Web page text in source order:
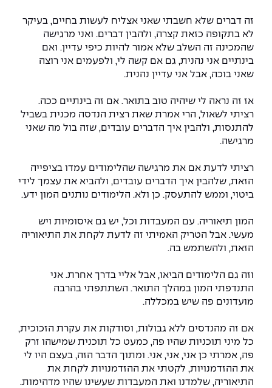
זה דברים שלא חשבתי שאני אצליח לעשות בחיים, בעיקר
לא בתקופה כזאת קצרה, ולהבין דברים. ואני מרגישה
שהמכינה זה השלב שלא אמור להיות כיפי עדיין. ואם
בינתיים אני נהנית, גם אם קשה לי, ולפעמים אני רוצה
שאני בוכה, אבל אני עדיין נהנית.
אז זה נראה לי שיהיה טוב בתואר. אם זה בינתיים ככה.
רציתי לשאול, הרי אמרת שאת רצית הנדסה מכנית בשביל
להתנסות, ולהבין איך הדברים עובדים, שזה בול מה שאני
מרגישה.
רציתי לדעת אם את מרגישה שהלימודים עמדו בציפייה
הזאת, שלהבין איך הדברים עובדים, ולהביא את עצמך לידי
ביטוי, וממש להתעסק. כן ולא. הלימודים נותנים המון ידע.
המון תיאוריה. עם המעבדות וכל, יש גם איסומיות ויש
מעשי. אבל הטריק האמיתי זה לדעת לקחת את התיאוריה
הזאת, ולהשתמש בה.
וזה גם הלימודים הביאו, אבל אליי בדרך אחרת. אני
התנדפתי המון במהלך התואר. השתתפתי בהרבה
מועדונים פה שיש במכללה.
אם זה מהנדסים ללא גבולות, וסודקות את עקרת הזכוכית,
כל מיני תוכניות שהיו פה, כמעט כל תוכנית שמישהו זרק
פה, אמרתי כן אני, אני, אני. ומתוך הדבר הזה, בעצם היו לי
את ההזדמנויות, לקטתי את ההזדמנויות לקחת את
התיאוריה, שלמדנו ואת המעבדות שעשינו שהיו מדהימות.